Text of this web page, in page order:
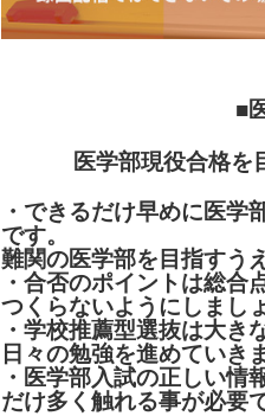
■
医学部現役合格を
・できるだけ早めに医学
です。
難関の医学部を目指すう
・合否のポイントは総合
つくらないようにしまし
・学校推薦型選抜は大き
日々の勉強を進めていき
・医学部入試の正しい情
だけ多く触れる事が必要